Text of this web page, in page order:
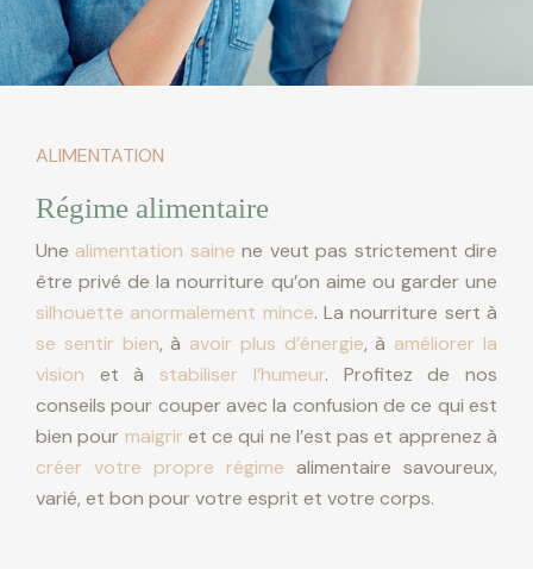
ALIMENTATION
Régime alimentaire
Une alimentation saine ne veut pas strictement dire
être privé de la nourriture qu’on aime ou garder une
silhouette anormalement mince. La nourriture sert à
se sentir bien, à avoir plus d’énergie, à améliorer la
vision et àstabiliser l’humeur. Profitez de nos
conseils pour couper avec la confusion de ce qui est
bien pour maigrir et ce qui ne l’est pas et apprenez à
créer votre propre régime alimentaire savoureux,
varié, et bon pour votre esprit et votre corps.